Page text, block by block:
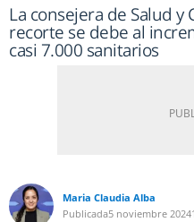
La consejera de Salud
recorte se debe al
casi 7.000 sanitarios
Maria Claudia Alba
Publicada5 noviembre 2024